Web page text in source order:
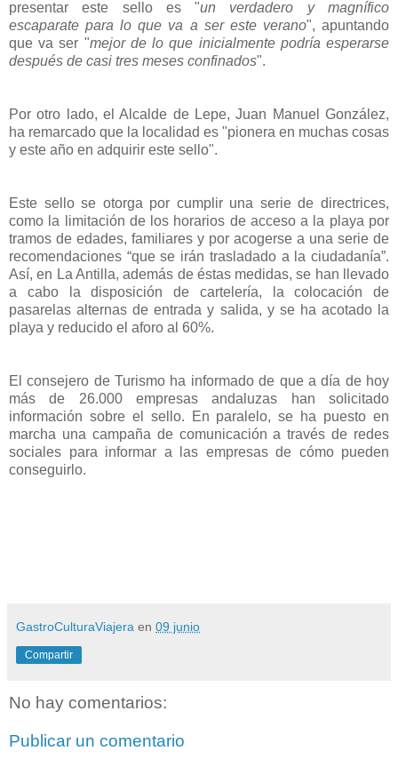
presentar este sello es "un verdadero y magnífico
escaparate para lo que va a ser este verano", apuntando
que va ser "mejor de lo que inicialmente podría esperarse
después de casi tres meses confinados".
Por otro lado, el Alcalde de Lepe, Juan Manuel González,
ha remarcado que la localidad es "pionera en muchas cosas
y este año en adquirir este sello".
Este sello se otorga por cumplir una serie de directrices,
como la limitación de los horarios de acceso a la playa por
tramos de edades, familiares y por acogerse a una serie de
recomendaciones “que se irán trasladado a la ciudadanía”.
Así, en La Antilla, además de éstas medidas, se han llevado
a cabo la disposición de cartelería, la colocación de
pasarelas alternas de entrada y salida, y se ha acotado la
playa y reducido el aforo al 60%.
El consejero de Turismo ha informado de que a día de hoy
más de 26.000 empresas andaluzas han solicitado
información sobre el sello. En paralelo, se ha puesto en
marcha una campaña de comunicación a través de redes
sociales para informar a las empresas de cómo pueden
conseguirlo.
GastroCulturaViajera en 09 junio
Compartir
No hay comentarios:
Publicar un comentario